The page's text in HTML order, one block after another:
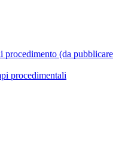
procedimento (da pubblicare
procedimentali